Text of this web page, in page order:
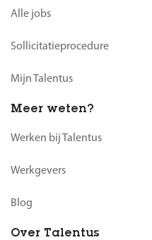
Alle jobs
Sollicitatieprocedure
Mijn Talentus
Meer weten?
Werken bij Talentus
Werkgevers
Blog
Over Talentus